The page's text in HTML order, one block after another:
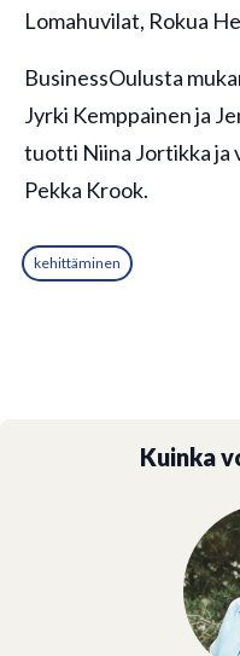
Lomahuvilat, Rokua
BusinessOulusta
Jyrki Kemppainen ja
tuotti Niina Jortikka ja
Pekka Krook.
kehittäminen
Kuinka